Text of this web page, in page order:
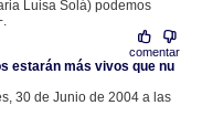
Luisa Solá) podemos
comentar
estarán más vivos que nu
30 de Junio de 2004 a las